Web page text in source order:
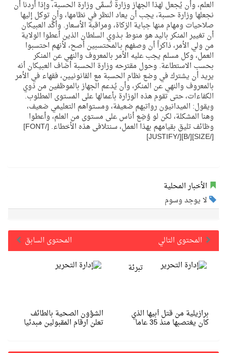
العلم، وأن يُجعل لهذا الجهاز وزارة تُسمَّى وزارة الحسبة، وإذا أردنا أن
نجعلها وزارة حسبة، يجب أن يعاد النظر في نظامها، وأن توكل إليها
صلاحيات ومهام منها جباية الزكاة، ومراقبة الأسعار. وأكَّد العبيكان
أن تغيير المنكر باليد هو منوط بـذوي السلطان الذين أعطوا الولاية
من ولي الأمر، ذاكراً أن وصفهم بـالمحتسبين أصح، لأنهم احتسبوا
العمل، وكل مسلم يجب عليه الأمر بالمعروف والنهي عن المنكر
بحسب الاستطاعة. وحول مقترحه وزارة الحسبة أضاف العبيكان أنه
يريد أن يشترك في وضع نظام الحسبة مع القانونيين، فقهاء في الأمر
بالمعروف والنهي عن المنكر، وأن يُدعم الجهاز بالموظفين من ذوي
الكفاءات، حتى تقوم هذه الوزارة بأعمالها على المستوى المطلوب.
ويقول: الميدانيون رواتبهم ضعيفة، ومستواهم التعليمي ضعيف،
وهنا المشكلة، لكن لو وُضِع أناس على مستوى من العلم، وأعطوا
وظائف تليق بقيامهم بهذا العمل، سنتلافى هذه الأخطاء. [/FONT]
[/SIZE][/B][/JUSTIFY]
الأخبار المحلية
لا يوجد وسوم
المحتوى السابق المحتوى التالي
الشؤون الصحية بالطائف
تعلن ارقام المقبولين مبدئيا
تبرئة
برازيلية من قتل أبيها الذي
كان يغتصبها منذ 35 عاما